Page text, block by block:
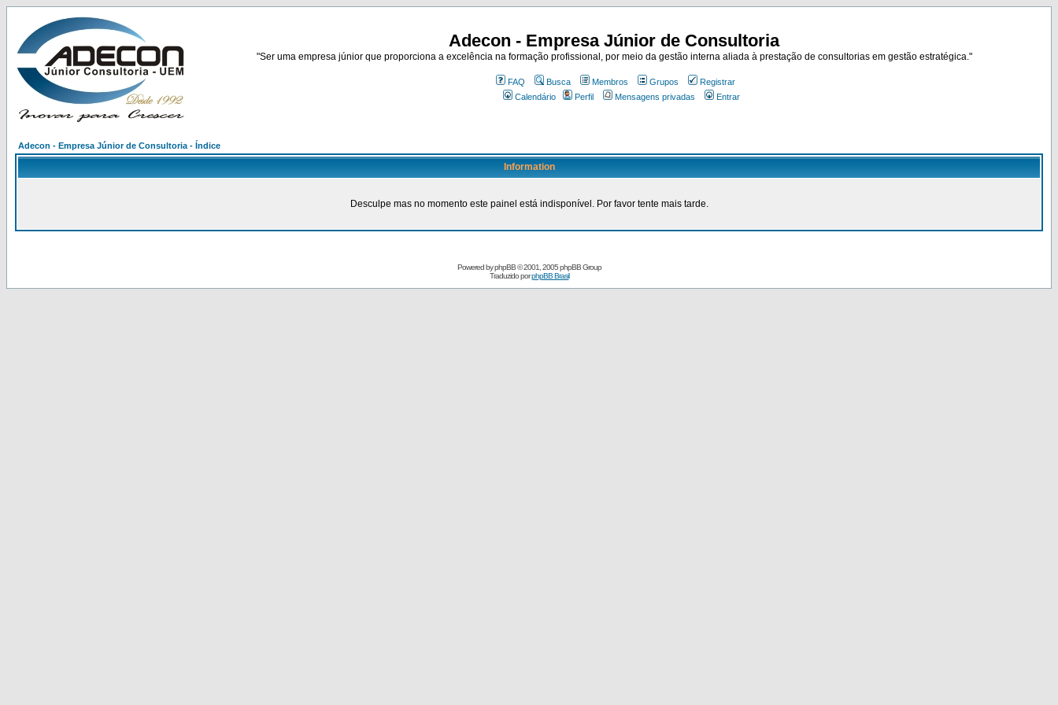
Adecon - Empresa Júnior de Consultoria
"Ser uma empresa júnior que proporciona a excelência na formação profissional, por meio da gestão interna aliada à prestação de consultorias em gestão estratégica."
FAQ Busca Membros Grupos
Registrar
Calendário
Perfil Mensagens privadas Entrar
Adecon - Empresa Júnior de Consultoria - Índice
Information
Desculpe mas no momento este painel está indisponível. Por favor tente mais tarde.
Powered byphpBB© 2001, 2005 phpBB Group
Traduzido porphpBB Brasil